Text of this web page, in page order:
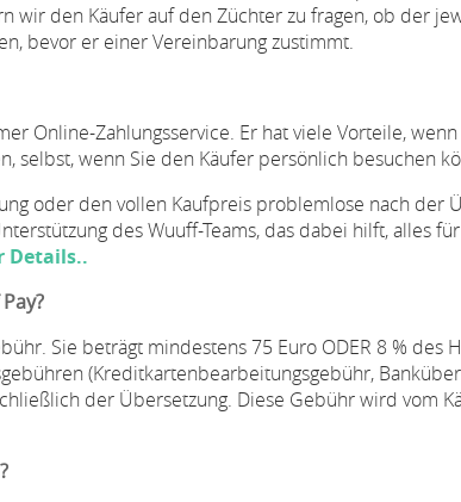
wir den Käufer auf den Züchter zu fragen, ob der
bevor er einer Vereinbarung zustimmt.
Online-Zahlungsservice. Er hat viele Vorteile,
selbst, wenn Sie den Käufer persönlich besuchen
oder den vollen Kaufpreis problemlose nach der
des Wuuff-Teams, das dabei hilft, alles
Details..
Sie beträgt mindestens 75 Euro ODER 8 % des
(Kreditkartenbearbeitungsgebühr,
der Übersetzung. Diese Gebühr wird vom